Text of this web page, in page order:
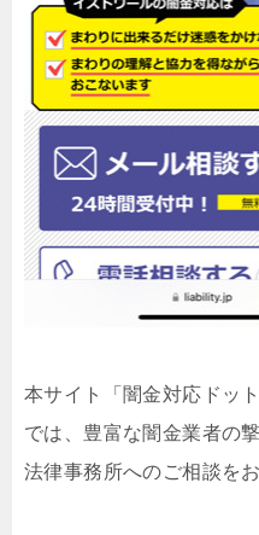
本サイト「闇金対応ドッ
では、豊富な闇金業者の
法律事務所へのご相談を